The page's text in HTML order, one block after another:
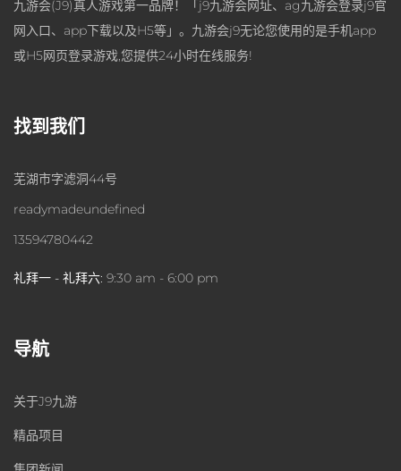
九游会(J9)真人游戏第一品牌！「j9九游会网址、ag九游会登录j9官
网入口、app下载以及H5等」。九游会j9无论您使用的是手机app
或H5网页登录游戏,您提供24小时在线服务!
找到我们
芜湖市字滤洞44号
readymadeundefined
13594780442
礼拜一 - 礼拜六: 9:30 am - 6:00 pm
导航
关于J9九游
精品项目